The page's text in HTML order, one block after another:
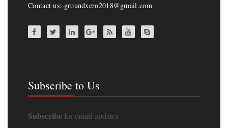
Contact us: groundxero2018@gmail.com
Subscribe to Us
Subscribe for email updates